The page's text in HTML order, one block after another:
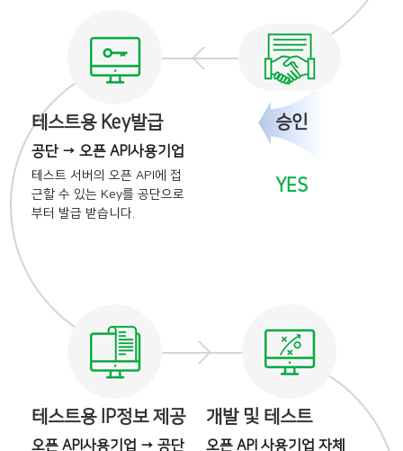
승인
YES
테스트용 Key발급
공단 → 오픈 API사용기업
테스트 서버의 오픈 API에 접
근할 수 있는 Key를 공단으로
부터 발급 받습니다.
테스트용 IP정보 제공
오픈 API사용기업 → 공단
개발 및 테스트
오픈 API 사용기업 자체